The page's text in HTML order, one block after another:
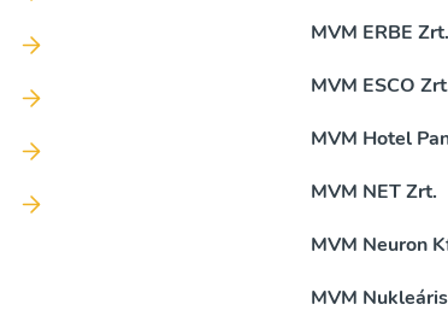
MVM ERBE Zrt.
MVM ESCO
MVM Hotel
MVM NET Zrt.
MVM Neuron
MVM